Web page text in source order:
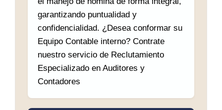
garantizando puntualidad y
confidencialidad. ¿Desea conformar su
Equipo Contable interno? Contrate
nuestro servicio de Reclutamiento
Especializado en Auditores y
Contadores